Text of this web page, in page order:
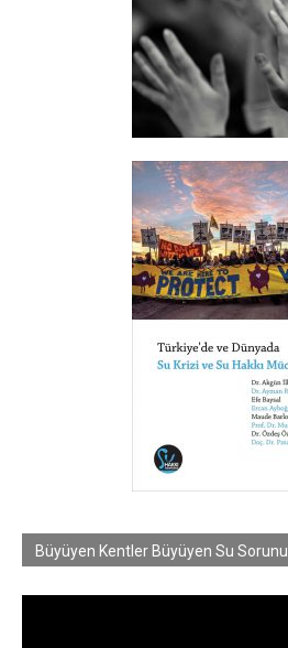
Büyüyen Kentler Büyüyen Su Sorunu